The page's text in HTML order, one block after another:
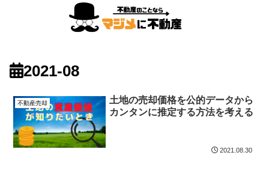
2021-08
不動産売却
土地の売却価格を公的データから
カンタンに推定する方法を考える
2021.08.30